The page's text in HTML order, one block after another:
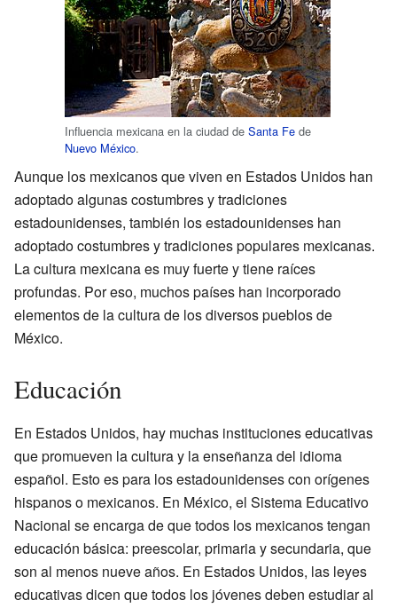
Influencia mexicana en la ciudad de Santa Fe de
Nuevo México.
Aunque los mexicanos que viven en Estados Unidos han
adoptado algunas costumbres y tradiciones
estadounidenses, también los estadounidenses han
adoptado costumbres y tradiciones populares mexicanas.
La cultura mexicana es muy fuerte y tiene raíces
profundas. Por eso, muchos países han incorporado
elementos de la cultura de los diversos pueblos de
México.
Educación
En Estados Unidos, hay muchas instituciones educativas
que promueven la cultura y la enseñanza del idioma
español. Esto es para los estadounidenses con orígenes
hispanos o mexicanos. En México, el Sistema Educativo
Nacional se encarga de que todos los mexicanos tengan
educación básica: preescolar, primaria y secundaria, que
son al menos nueve años. En Estados Unidos, las leyes
educativas dicen que todos los jóvenes deben estudiar al